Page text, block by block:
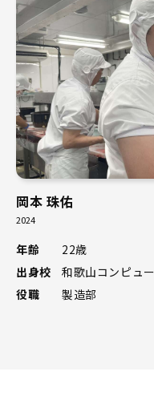
岡本 珠佑
2024
年齢
22歳
出身校
和歌山コンピュ
役職
製造部